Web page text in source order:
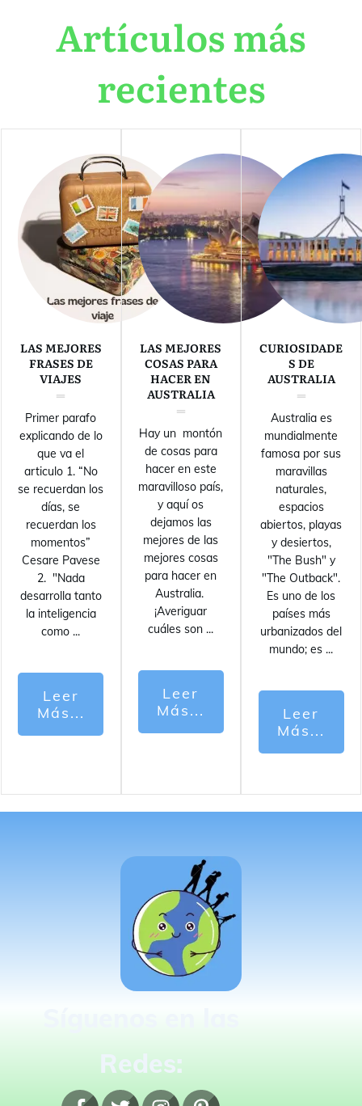
Artículos más
recientes
LAS MEJORES
FRASES DE
VIAJES
Primer parafo
explicando de lo
que va el
articulo 1. “No
se recuerdan los
días, se
recuerdan los
momentos”
Cesare Pavese
2. "Nada
desarrolla tanto
la inteligencia
como ...
Leer
Más...
LAS MEJORES
COSAS PARA
HACER EN
AUSTRALIA
Hay un montón
de cosas para
hacer en este
maravilloso país,
y aquí os
dejamos las
mejores de las
mejores cosas
para hacer en
Australia.
¡Averiguar
cuáles son ...
Leer
Más...
CURIOSIDADE
S DE
AUSTRALIA
Australia es
mundialmente
famosa por sus
maravillas
naturales,
espacios
abiertos, playas
y desiertos,
"The Bush" y
"The Outback".
Es uno de los
países más
urbanizados del
mundo; es ...
Leer
Más...
Redes: